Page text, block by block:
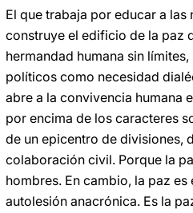
El que trabaja por educar a
construye el edificio de la paz
hermandad humana sin
políticos como necesidad
abre a la convivencia humana
por encima de los caracteres
de un epicentro de divisiones,
colaboración civil. Porque la
hombres. En cambio, la paz
autolesión anacrónica. Es la